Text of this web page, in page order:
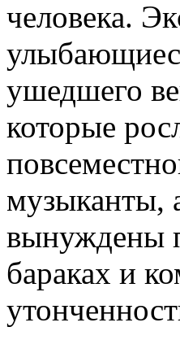
человека.
ушедшего
которые
музыканты,
вынуждены
бараках и